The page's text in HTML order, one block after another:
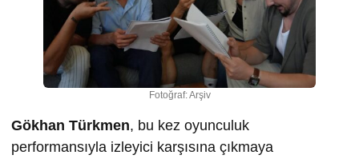
Fotoğraf: Arşiv
Gökhan Türkmen, bu kez oyunculuk
performansıyla izleyici karşısına çıkmaya